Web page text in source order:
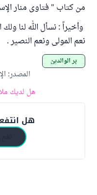
من كتاب " فتاوى منار الإسلام
وأخيراً : نسأل الله لنا
نعم المولى ونعم النصير .
بر الوالدين
المصدر:
هل لديك
هل